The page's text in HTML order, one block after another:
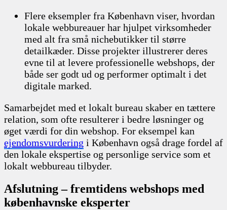
Flere eksempler fra København viser, hvordan
lokale webbureauer har hjulpet virksomheder
med alt fra små nichebutikker til større
detailkæder. Disse projekter illustrerer deres
evne til at levere professionelle webshops, der
både ser godt ud og performer optimalt i det
digitale marked.
Samarbejdet med et lokalt bureau skaber en tættere
relation, som ofte resulterer i bedre løsninger og
øget værdi for din webshop. For eksempel kan
ejendomsvurdering i København også drage fordel af
den lokale ekspertise og personlige service som et
lokalt webbureau tilbyder.
Afslutning – fremtidens webshops med
københavnske eksperter